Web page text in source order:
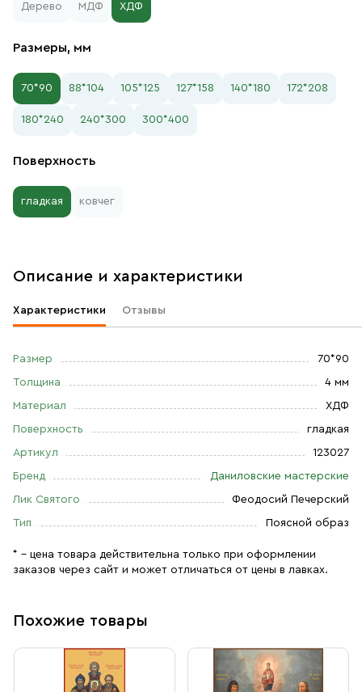
Дерево МДФ ХДФ
Размеры, мм
70*90 88*104 105*125 127*158 140*180 172*208
180*240 240*300 300*400
Поверхность
гладкая ковчег
Описание и характеристики
Характеристики Отзывы
Размер 70*90
Толщина 4 мм
Материал ХДФ
Поверхность гладкая
Артикул 123027
Бренд Даниловские мастерские
Лик Святого Феодосий Печерский
Тип Поясной образ
* – цена товара действительна только при оформлении
заказов через сайт и может отличаться от цены в лавках.
Похожие товары